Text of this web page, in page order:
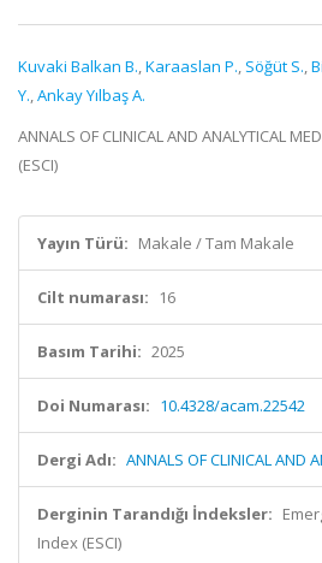
Kuvaki Balkan B.,Karaaslan P., Söğüt S.,
Y.,Ankay Yılbaş A.
ANNALS OF CLINICAL AND ANALYTICAL
(ESCI)
Yayın Türü: Makale / Tam Makale
Cilt numarası: 16
Basım Tarihi: 2025
Doi Numarası: 10.4328/acam.22542
Dergi Adı: ANNALS OF CLINICAL AND
Derginin Tarandığı İndeksler:
Index (ESCI)